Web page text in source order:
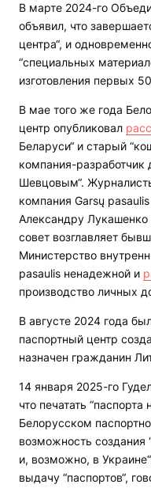
В марте 2024-го
объявил, что
центра“, и
“специальных
изготовления первых
В мае того же года
центр опубликовал
Беларуси“ и старый
компания-разработчик
Шевцовым“.
компания Garsų
Александру Лукашенко
совет возглавляет
Министерство
pasaulis ненадежной и
производство личных
В августе 2024 года
паспортный центр
назначен гражданин
14 января 2025-го
что печатать
Белорусском
возможность создания
и, возможно, в
выдачу “паспортов“,